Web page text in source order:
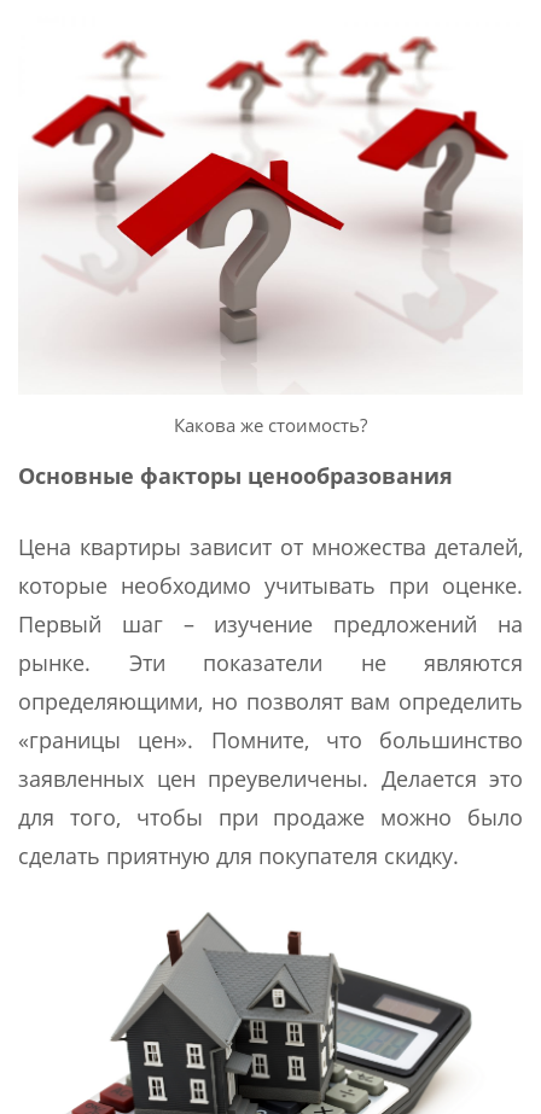
Какова же стоимость?
Основные факторы ценообразования
Цена квартиры зависит от множества деталей,
которые необходимо учитывать при оценке.
Первый шаг – изучение предложений на
рынке. Эти показатели не являются
определяющими, но позволят вам определить
«границы цен». Помните, что большинство
заявленных цен преувеличены. Делается это
для того, чтобы при продаже можно было
сделать приятную для покупателя скидку.